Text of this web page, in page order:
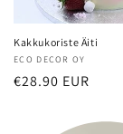
Kakkukoriste Äiti
Myyjä:
ECO DECOR OY
Normaalihinta
€28.90 EUR